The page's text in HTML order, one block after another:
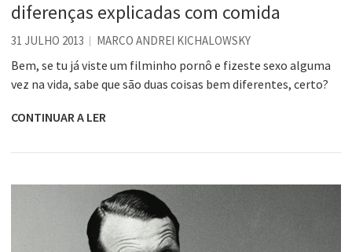
diferenças explicadas com comida
31 JULHO 2013 MARCO ANDREI KICHALOWSKY
Bem, se tu já viste um filminho pornô e fizeste sexo alguma
vez na vida, sabe que são duas coisas bem diferentes, certo?
CONTINUAR A LER